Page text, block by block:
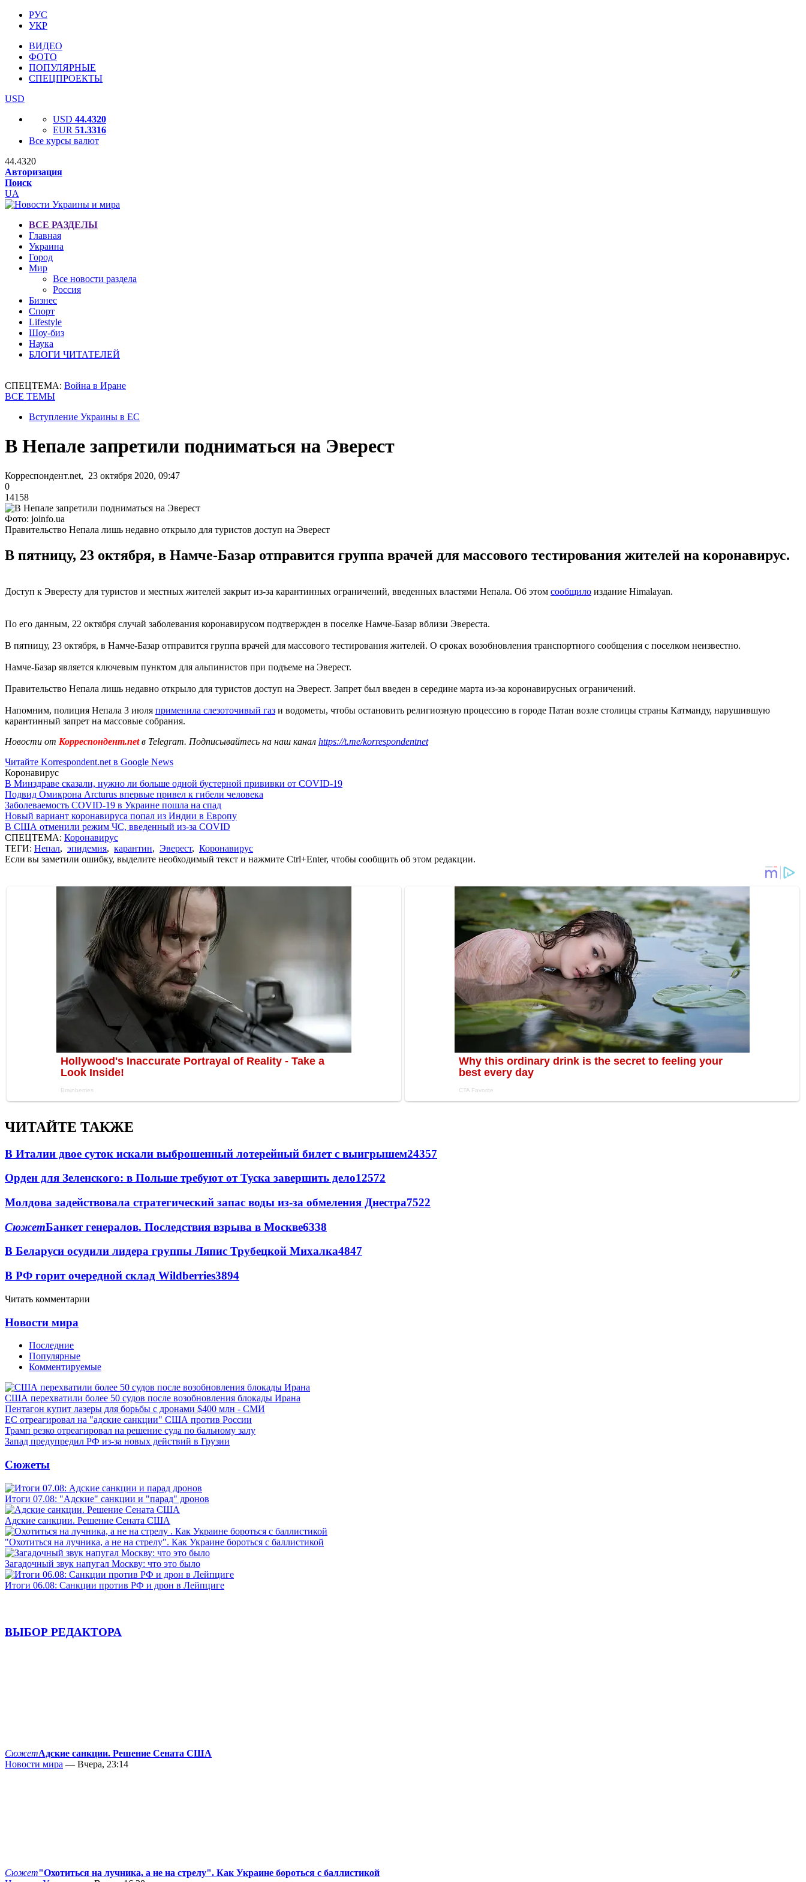
РУС
УКР
ВИДЕО
ФОТО
ПОПУЛЯРНЫЕ
СПЕЦПРОЕКТЫ
USD
USD 44.4320
EUR 51.3316
Все курсы валют
44.4320
Авторизация
Поиск
UA
ВСЕ РАЗДЕЛЫ
Главная
Украина
Город
Мир
Все новости раздела
Россия
Бизнес
Спорт
Lifestyle
Шоу-биз
Наука
БЛОГИ ЧИТАТЕЛЕЙ
СПЕЦТЕМА: Война в Иране
ВСЕ ТЕМЫ
Вступление Украины в ЕС
В Непале запретили подниматься на Эверест
Корреспондент.net, 23 октября 2020, 09:47
0
14158
Фото: joinfo.ua
Правительство Непала лишь недавно открыло для туристов доступ на Эверест
В пятницу, 23 октября, в Намче-Базар отправится группа врачей для массового тестирования жителей на коронавирус.
Доступ к Эвересту для туристов и местных жителей закрыт из-за карантинных ограничений, введенных властями Непала. Об этом сообщило издание Himalayan.
По его данным, 22 октября случай заболевания коронавирусом подтвержден в поселке Намче-Базар вблизи Эвереста.
В пятницу, 23 октября, в Намче-Базар отправится группа врачей для массового тестирования жителей. О сроках возобновления транспортного сообщения с поселком неизвестно.
Намче-Базар является ключевым пунктом для альпинистов при подъеме на Эверест.
Правительство Непала лишь недавно открыло для туристов доступ на Эверест. Запрет был введен в середине марта из-за коронавирусных ограничений.
Напомним, полиция Непала 3 июля применила слезоточивый газ и водометы, чтобы остановить религиозную процессию в городе Патан возле столицы страны Катманду, нарушившую
карантинный запрет на массовые собрания.
Новости от Корреспондент.netв Telegram. Подписывайтесь на наш канал https://t.me/korrespondentnet
Читайте Korrespondent.net в Google News
Коронавирус
В Минздраве сказали, нужно ли больше одной бустерной прививки от COVID-19
Подвид Омикрона Arcturus впервые привел к гибели человека
Заболеваемость COVID-19 в Украине пошла на спад
Новый вариант коронавируса попал из Индии в Европу
В США отменили режим ЧС, введенный из-за COVID
СПЕЦТЕМА: Коронавирус
ТЕГИ: Непал, эпидемия, карантин, Эверест, Коронавирус
Если вы заметили ошибку, выделите необходимый текст и нажмите Ctrl+Enter, чтобы сообщить об этом редакции.
ЧИТАЙТЕ ТАКЖЕ
В Италии двое суток искали выброшенный лотерейный билет с выигрышем24357
Орден для Зеленского: в Польше требуют от Туска завершить дело12572
Молдова задействовала стратегический запас воды из-за обмеления Днестра7522
СюжетБанкет генералов. Последствия взрыва в Москве6338
В Беларуси осудили лидера группы Ляпис Трубецкой Михалка4847
В РФ горит очередной склад Wildberries3894
Читать комментарии
Новости мира
Последние
Популярные
Комментируемые
США перехватили более 50 судов после возобновления блокады Ирана
Пентагон купит лазеры для борьбы с дронами $400 млн - СМИ
ЕС отреагировал на "адские санкции" США против России
Трамп резко отреагировал на решение суда по бальному залу
Запад предупредил РФ из-за новых действий в Грузии
Сюжеты
Итоги 07.08: "Адские" санкции и "парад" дронов
Адские санкции. Решение Сената США
"Охотиться на лучника, а не на стрелу". Как Украине бороться с баллистикой
Загадочный звук напугал Москву: что это было
Итоги 06.08: Санкции против РФ и дрон в Лейпциге
ВЫБОР РЕДАКТОРА
СюжетАдские санкции. Решение Сената США
Новости мира — Вчера, 23:14
Сюжет"Охотиться на лучника, а не на стрелу". Как Украине бороться с баллистикой